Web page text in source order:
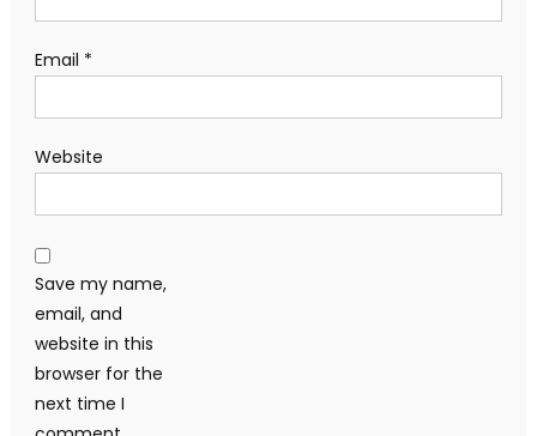
Email *
Website
Save my name,
email, and
website in this
browser for the
next time I